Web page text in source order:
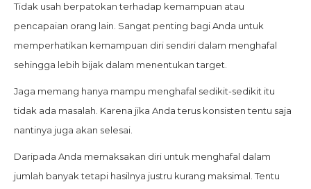
Tidak usah berpatokan terhadap kemampuan atau
pencapaian orang lain. Sangat penting bagi Anda untuk
memperhatikan kemampuan diri sendiri dalam menghafal
sehingga lebih bijak dalam menentukan target.
Jaga memang hanya mampu menghafal sedikit-sedikit itu
tidak ada masalah. Karena jika Anda terus konsisten tentu saja
nantinya juga akan selesai.
Daripada Anda memaksakan diri untuk menghafal dalam
jumlah banyak tetapi hasilnya justru kurang maksimal. Tentu